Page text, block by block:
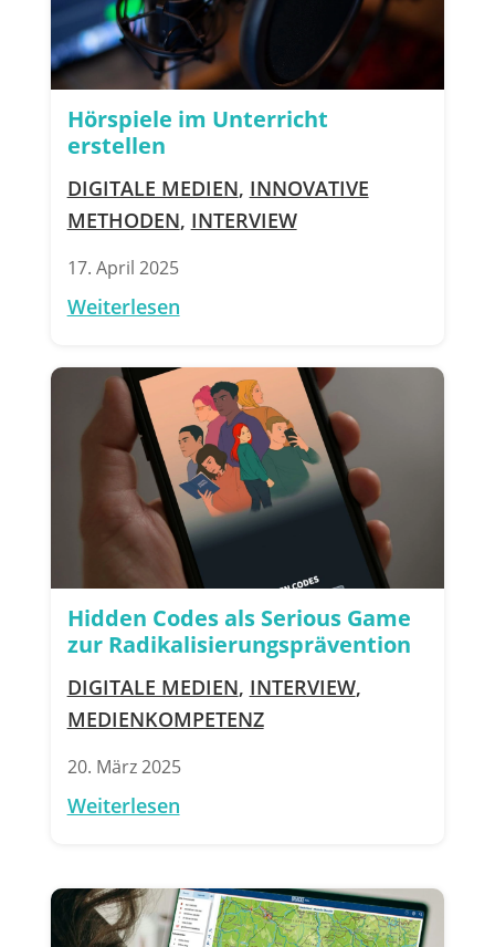
Hörspiele im Unterricht
erstellen
DIGITALE MEDIEN, INNOVATIVE
METHODEN, INTERVIEW
17. April 2025
Weiterlesen
Hidden Codes als Serious Game
zur Radikalisierungsprävention
DIGITALE MEDIEN, INTERVIEW,
MEDIENKOMPETENZ
20. März 2025
Weiterlesen